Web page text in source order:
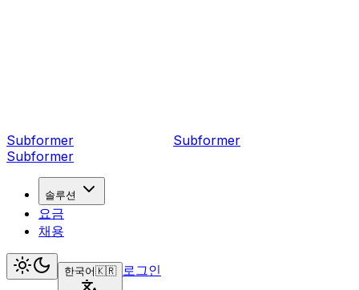
Subformer Subformer
Subformer
솔루션
요금
채용
한국어🇰🇷 로그인